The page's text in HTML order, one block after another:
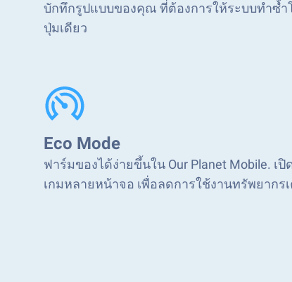
บักทึกรูปแบบของคุณ ที่ต้องการให้ระบบทำซ้
ปุ่มเดียว
Eco Mode
ฟาร์มของได้ง่ายขึ้นใน Our Planet Mobile. เปิ
เกมหลายหน้าจอ เพื่อลดการใช้งานทรัพยาก